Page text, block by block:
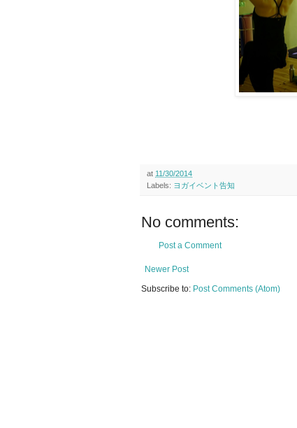
at 11/30/2014
Labels: ヨガイベント告知
No comments:
Post a Comment
Newer Post
Subscribe to: Post Comments (Atom)